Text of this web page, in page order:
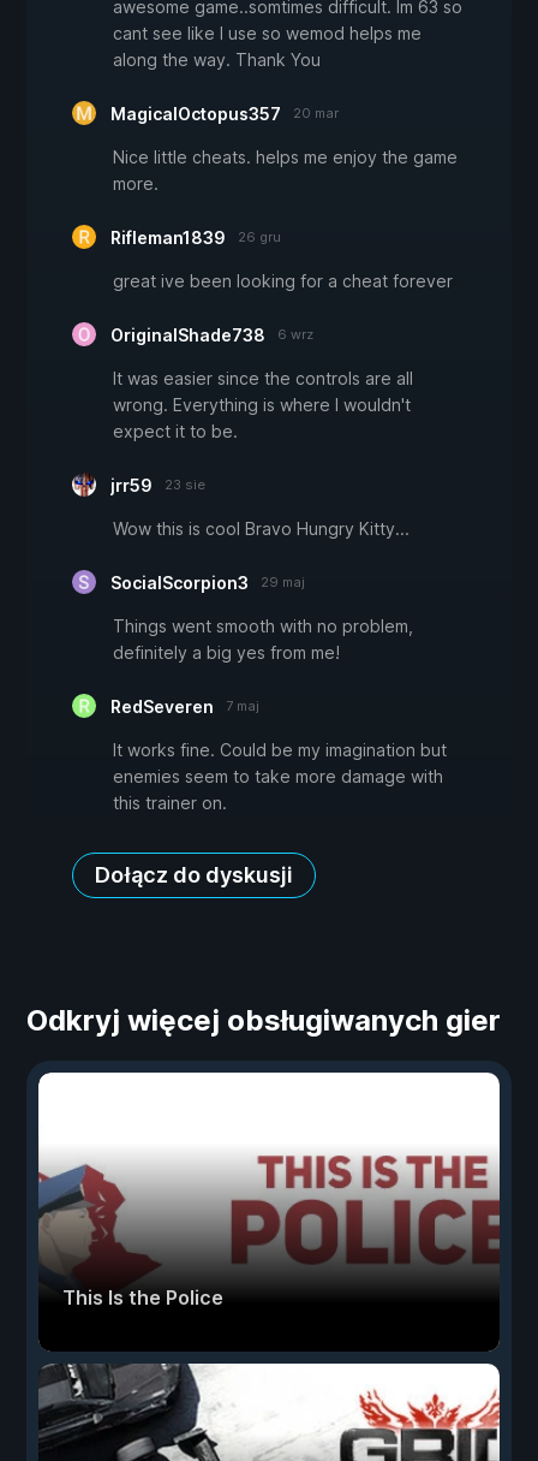
awesome game..somtimes difficult. Im 63 so
cant see like I use so wemod helps me
along the way. Thank You
MagicalOctopus357 20 mar
Nice little cheats. helps me enjoy the game
more.
Rifleman1839 26 gru
great ive been looking for a cheat forever
OriginalShade738 6 wrz
It was easier since the controls are all
wrong. Everything is where I wouldn't
expect it to be.
jrr59 23 sie
Wow this is cool Bravo Hungry Kitty...
SocialScorpion3 29 maj
Things went smooth with no problem,
definitely a big yes from me!
RedSeveren 7 maj
It works fine. Could be my imagination but
enemies seem to take more damage with
this trainer on.
Dołącz do dyskusji
Odkryj więcej obsługiwanych gier
This Is the Police